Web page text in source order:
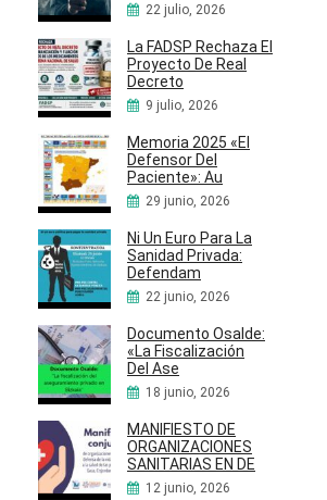
22 julio, 2026
La FADSP Rechaza El
Proyecto De Real
Decreto
9 julio, 2026
Memoria 2025 «El
Defensor Del
Paciente»: Au
29 junio, 2026
Ni Un Euro Para La
Sanidad Privada:
Defendam
22 junio, 2026
Documento Osalde:
«La Fiscalización
Del Ase
18 junio, 2026
MANIFIESTO DE
ORGANIZACIONES
SANITARIAS EN DE
12 junio, 2026